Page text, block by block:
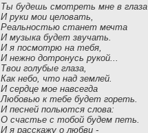
Ты будешь смотреть мне в глаза
И руки мои целовать,
Реальностью станет мечта
И музыка будет звучать.
И я посмотрю на тебя,
И нежно дотронусь рукой...
Твои голубые глаза,
Как небо, что над землей.
И сердце мое навсегда
Любовью к тебе будет гореть.
И песней польются слова:
О счастье с тобой будем петь.
И я расскажу о любви -